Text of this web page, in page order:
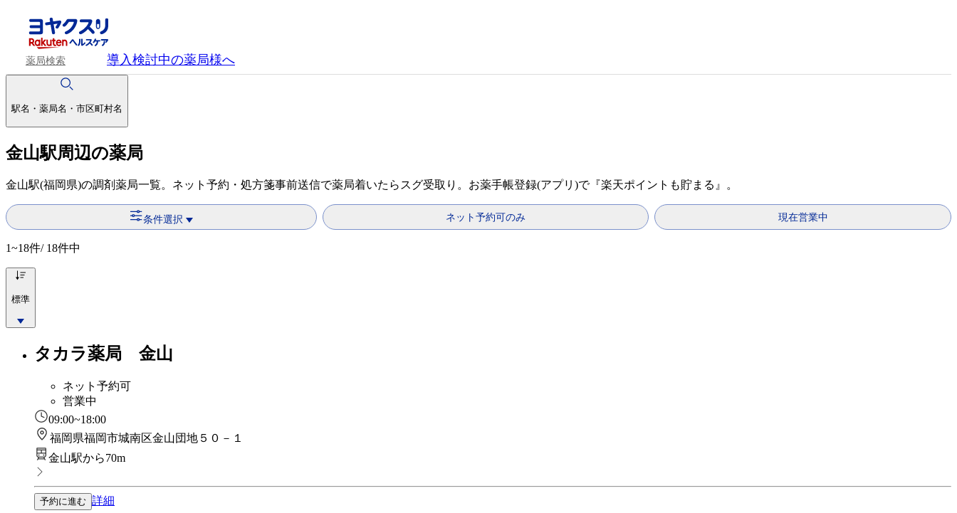
薬局検索 導入検討中の薬局様へ
駅名・薬局名・市区町村名
金山駅周辺の薬局
金山駅(福岡県)の調剤薬局一覧。ネット予約・処方箋事前送信で薬局着いたらスグ受取り。お薬手帳登録(アプリ)で『楽天ポイントも貯まる』。
条件選択 ネット予約可のみ 現在営業中
1~18件/ 18件中
標準
タカラ薬局 金山
ネット予約可
営業中
09:00~18:00
福岡県福岡市城南区金山団地５０－１
金山駅から70m
予約に進む 詳細